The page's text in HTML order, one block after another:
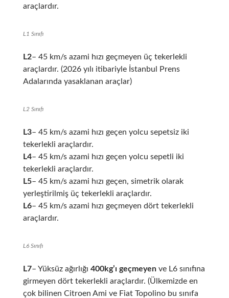
araçlardır.
L1 Sınıfı
L2– 45 km/s azami hızı geçmeyen üç tekerlekli
araçlardır. (2026 yılı itibariyle İstanbul Prens
Adalarında yasaklanan araçlar)
L2 Sınıfı
L3– 45 km/s azami hızı geçen yolcu sepetsiz iki
tekerlekli araçlardır.
L4– 45 km/s azami hızı geçen yolcu sepetli iki
tekerlekli araçlardır.
L5– 45 km/s azami hızı geçen, simetrik olarak
yerleştirilmiş üç tekerlekli araçlardır.
L6– 45 km/s azami hızı geçmeyen dört tekerlekli
araçlardır.
L6 Sınıfı
L7– Yüksüz ağırlığı 400kg’ı geçmeyenve L6 sınıfına
girmeyen dört tekerlekli araçlardır. (Ülkemizde en
çok bilinen Citroen Ami ve Fiat Topolino bu sınıfa